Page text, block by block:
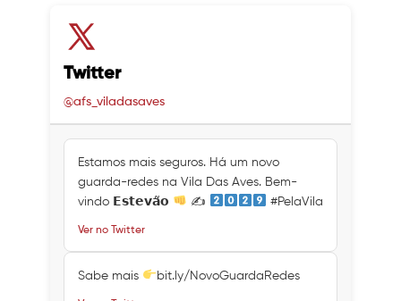
Twitter
@afs_viladasaves
Estamos mais seguros. Há um novo
guarda-redes na Vila Das Aves. Bem-
vindo 𝗘𝘀𝘁𝗲𝘃𝗮̃𝗼
✍ #PelaVila
Ver no Twitter
Sabe mais bit.ly/NovoGuardaRedes